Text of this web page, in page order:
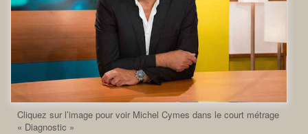
Cliquez sur l’image pour voir Michel Cymes dans le court métrage
« Diagnostic »